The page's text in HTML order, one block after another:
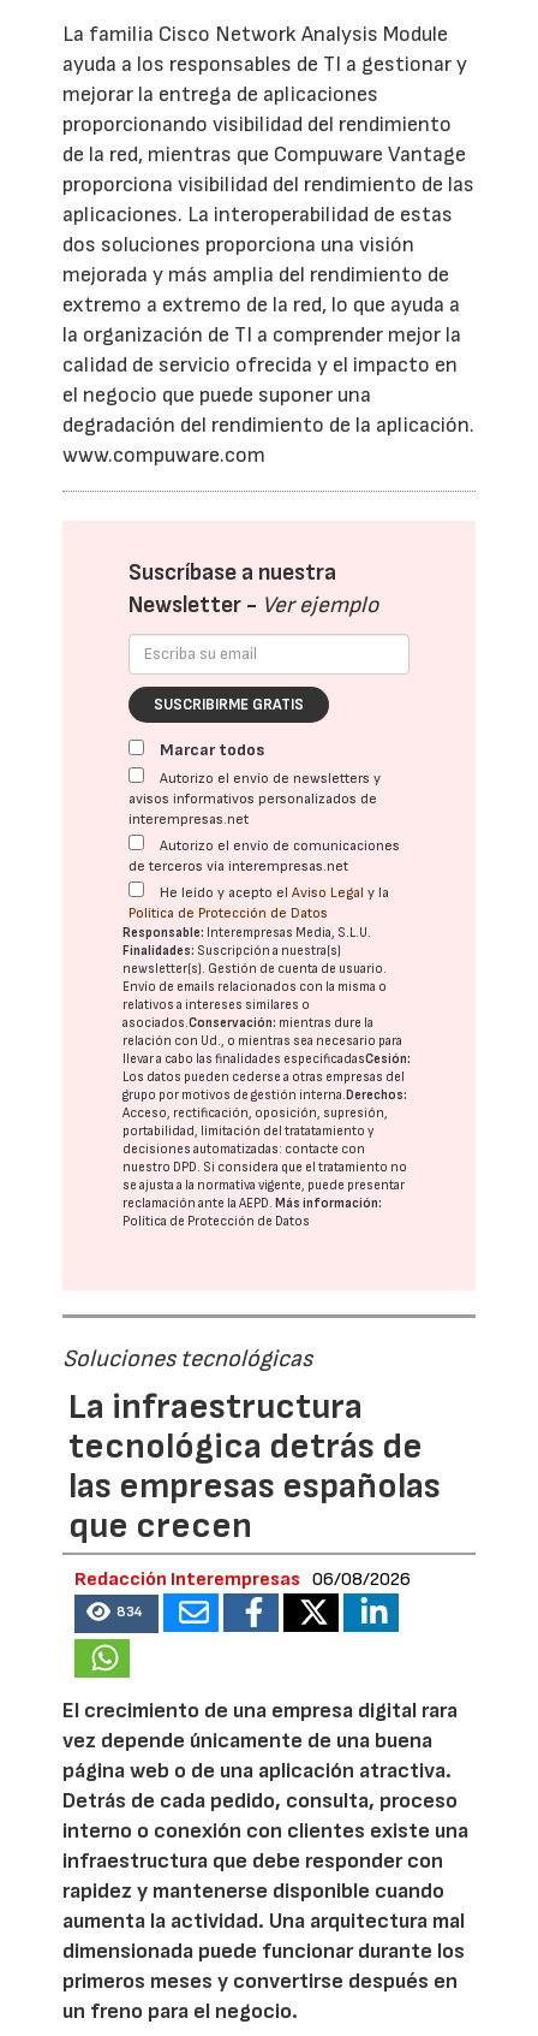
La familia Cisco Network Analysis Module
ayuda a los responsables de TI a gestionar y
mejorar la entrega de aplicaciones
proporcionando visibilidad del rendimiento
de la red, mientras que Compuware Vantage
proporciona visibilidad del rendimiento de las
aplicaciones. La interoperabilidad de estas
dos soluciones proporciona una visión
mejorada y más amplia del rendimiento de
extremo a extremo de la red, lo que ayuda a
la organización de TI a comprender mejor la
calidad de servicio ofrecida y el impacto en
el negocio que puede suponer una
degradación del rendimiento de la aplicación.
www.compuware.com
Suscríbase a nuestra
Newsletter - Ver ejemplo
SUSCRIBIRME GRATIS
Marcar todos
Autorizo el envío de newsletters y
avisos informativos personalizados de
interempresas.net
Autorizo el envío de comunicaciones
de terceros vía interempresas.net
He leído y acepto elAviso Legal y la
Política de Protección de Datos
Responsable: Interempresas Media, S.L.U.
Finalidades: Suscripción a nuestra(s)
newsletter(s). Gestión de cuenta de usuario.
Envío de emails relacionados con la misma o
relativos a intereses similares o
asociados.Conservación: mientras dure la
relación con Ud., o mientras sea necesario para
llevar a cabo las finalidades especificadasCesión:
Los datos pueden cederse a otras empresas del
grupo por motivos de gestión interna.Derechos:
Acceso, rectificación, oposición, supresión,
portabilidad, limitación del tratatamiento y
decisiones automatizadas: contacte con
nuestro DPD. Si considera que el tratamiento no
se ajusta a la normativa vigente, puede presentar
reclamación ante laAEPD.Más información:
Política de Protección de Datos
Soluciones tecnológicas
La infraestructura
tecnológica detrás de
las empresas españolas
que crecen
Redacción Interempresas 06/08/2026
834
El crecimiento de una empresa digital rara
vez depende únicamente de una buena
página web o de una aplicación atractiva.
Detrás de cada pedido, consulta, proceso
interno o conexión con clientes existe una
infraestructura que debe responder con
rapidez y mantenerse disponible cuando
aumenta la actividad. Una arquitectura mal
dimensionada puede funcionar durante los
primeros meses y convertirse después en
un freno para el negocio.